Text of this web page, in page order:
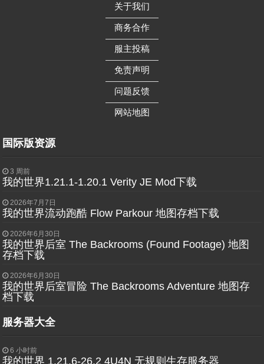
关于我们
——————
商务合作
——————
服主投稿
——————
免责声明
——————
问题反馈
——————
网站地图
国际版资源
3 周前
我的世界1.21.1-1.20.1 Verity JE Mod下载
2026年7月7日
我的世界流动跑酷 Flow Parkour 地图存档下载
2026年6月30日
我的世界后室 The Backrooms (Found Footage) 地图
存档下载
2026年6月30日
我的世界后室冒险 The Backrooms Adventure 地图存
档下载
服务器大全
6 小时前
我的世界 1.21.6-26.2 4U4N 无规则生存服务器